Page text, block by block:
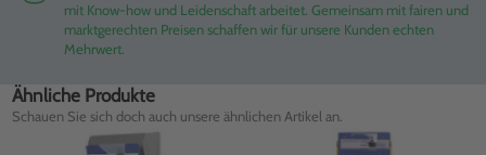
mit Know-how und Leidenschaft arbeitet. Gemeinsam mit fairen und
marktgerechten Preisen schaffen wir für unsere Kunden echten
Mehrwert.
Ähnliche Produkte
Schauen Sie sich doch auch unsere ähnlichen Artikel an.